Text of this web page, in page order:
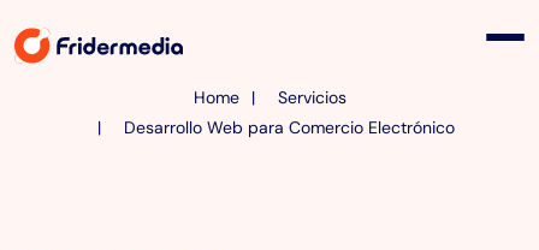
Home
Servicios
Desarrollo Web para Comercio Electrónico